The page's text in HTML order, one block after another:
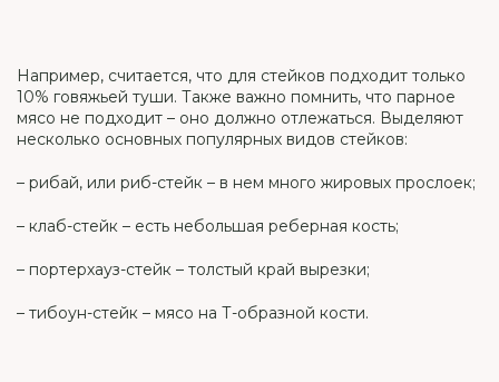
Например, считается, что для стейков подходит только
10% говяжьей туши. Также важно помнить, что парное
мясо не подходит – оно должно отлежаться. Выделяют
несколько основных популярных видов стейков:
– рибай, или риб-стейк – в нем много жировых прослоек;
– клаб-стейк – есть небольшая реберная кость;
– портерхауз-стейк – толстый край вырезки;
– тибоун-стейк – мясо на Т-образной кости.